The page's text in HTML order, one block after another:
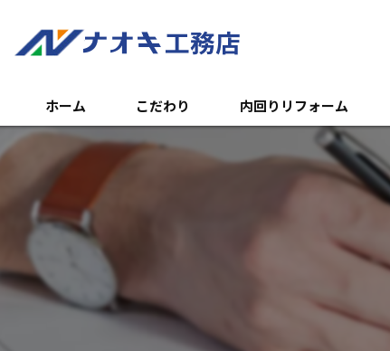
ホーム こだわり 内回りリフォーム
トイレのリフォーム
キッチンのリフォーム